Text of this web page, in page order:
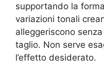
supportando la
variazioni tonali
alleggeriscono
taglio. Non serve
l’effetto desiderato.